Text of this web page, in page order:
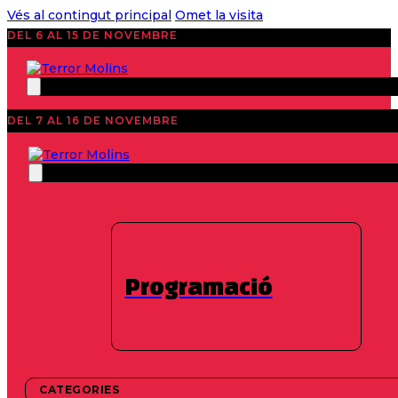
Vés al contingut principal Omet la visita
DEL 6 AL 15 DE NOVEMBRE
DEL 7 AL 16 DE NOVEMBRE
Programació
CATEGORIES
Segueix-nos
Festival de Cine de Terror